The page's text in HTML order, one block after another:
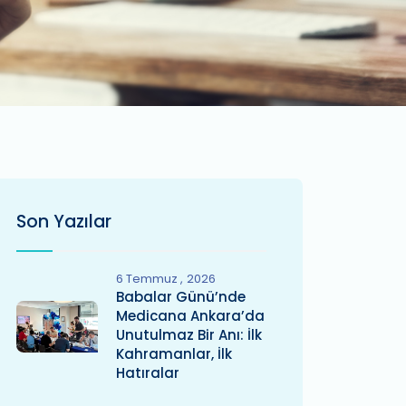
Son Yazılar
6 Temmuz 2026
Babalar Günü’nde
Medicana Ankara’da
Unutulmaz Bir Anı: İlk
Kahramanlar, İlk
Hatıralar